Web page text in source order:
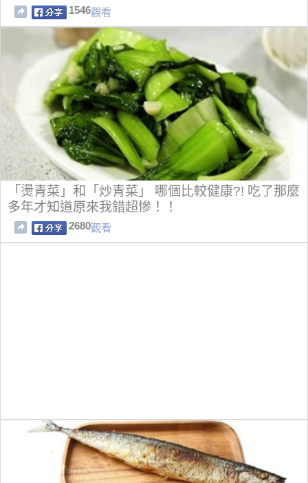
1546觀看
「燙青菜」和「炒青菜」 哪個比較健康?! 吃了那麼
多年才知道原來我錯超慘！！
2680觀看